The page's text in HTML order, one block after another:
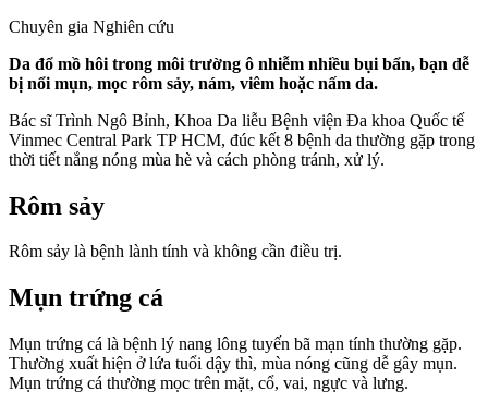
Chuyên gia Nghiên cứu
Da đổ mồ hôi trong môi trường ô nhiễm nhiều bụi bẩn, bạn dễ
bị nổi mụn, mọc rôm sảy, nám, viêm hoặc nấm da.
Bác sĩ Trình Ngô Bỉnh, Khoa Da liễu Bệnh viện Đa khoa Quốc tế
Vinmec Central Park TP HCM, đúc kết 8 bệnh da thường gặp trong
thời tiết nắng nóng mùa hè và cách phòng tránh, xử lý.
Rôm sảy
Rôm sảy là bệnh lành tính và không cần điều trị.
Mụn trứng cá
Mụn trứng cá là bệnh lý nang lông tuyến bã mạn tính thường gặp.
Thường xuất hiện ở lứa tuổi dậy thì, mùa nóng cũng dễ gây mụn.
Mụn trứng cá thường mọc trên mặt, cổ, vai, ngực và lưng.